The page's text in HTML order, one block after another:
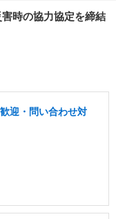
時の協力協定を締結
迎・問い合わせ対